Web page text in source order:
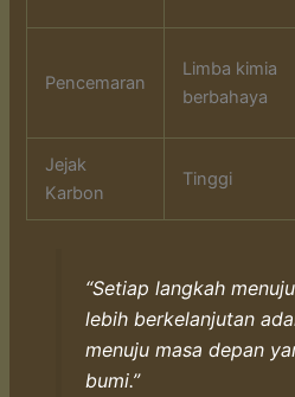
Pencemaran
Limba kimia
berbahaya
Jejak
Karbon
Tinggi
“Setiap langkah
lebih berkelanjutan
menuju masa depan
bumi.”